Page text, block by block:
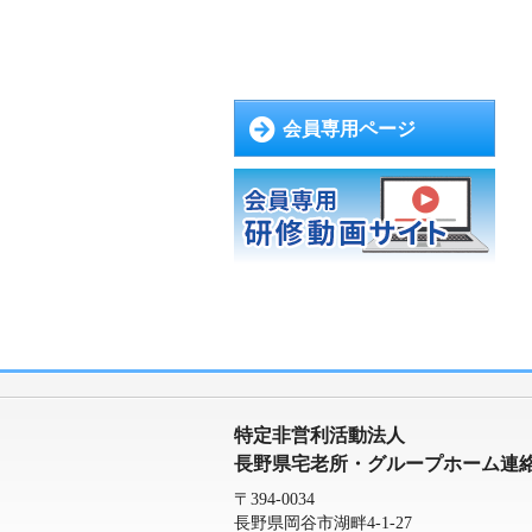
会員専用ページ
特定非営利活動法人
長野県宅老所・グループホーム連
〒394-0034
長野県岡谷市湖畔4-1-27